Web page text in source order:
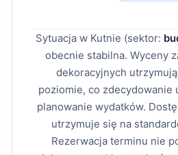
Sytuacja w Kutnie (sektor:
obecnie stabilna. Wyceny
dekoracyjnych
poziomie, co zdecydowanie
planowanie wydatków.
utrzymuje się na
Rezerwacja terminu nie